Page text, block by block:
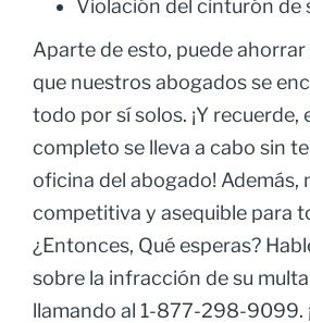
Violación del cinturón de
Aparte de esto, puede
que nuestros abogados se
todo por sí solos. ¡Y recuerde,
completo se lleva a cabo sin
oficina del abogado! Además,
competitiva y asequible para
¿Entonces, Qué esperas?
sobre la infracción de su
llamando al 1-877-298-9099.